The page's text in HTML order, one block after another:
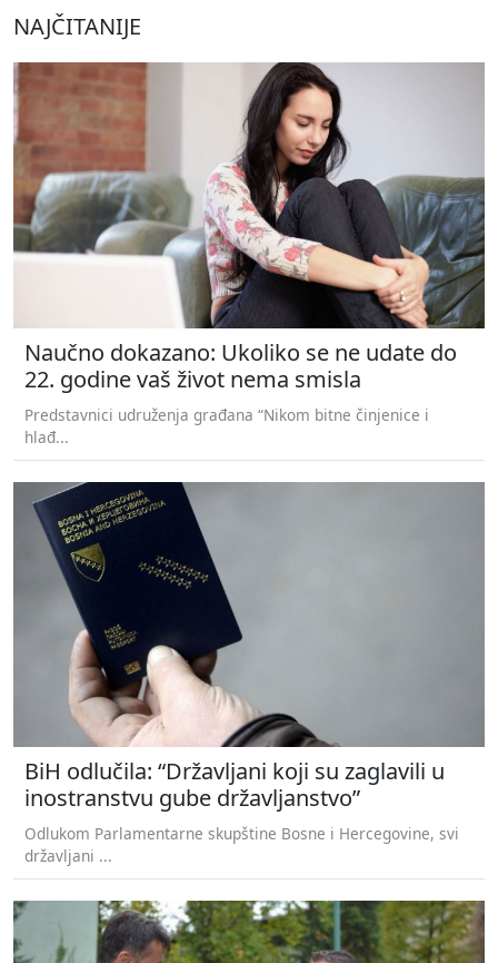
NAJČITANIJE
Naučno dokazano: Ukoliko se ne udate do
22. godine vaš život nema smisla
Predstavnici udruženja građana “Nikom bitne činjenice i
hlađ...
BiH odlučila: “Državljani koji su zaglavili u
inostranstvu gube državljanstvo”
Odlukom Parlamentarne skupštine Bosne i Hercegovine, svi
državljani ...